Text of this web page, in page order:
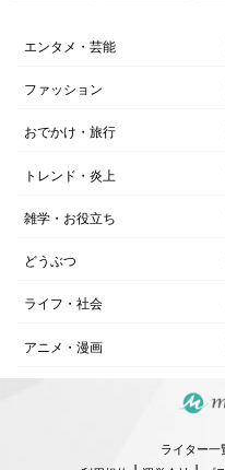
エンタメ・芸能
ファッション
おでかけ・旅行
トレンド・炎上
雑学・お役立ち
どうぶつ
ライフ・社会
アニメ・漫画
ライター一